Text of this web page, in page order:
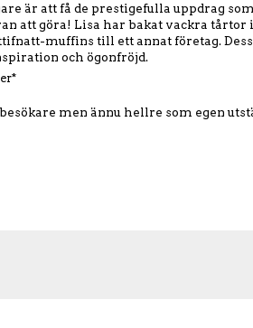
är att få de prestigefulla uppdrag
att göra! Lisa har bakat vackra tårtor i
muffins till ett annat företag.
och ögonfröjd.
men ännu hellre som egen